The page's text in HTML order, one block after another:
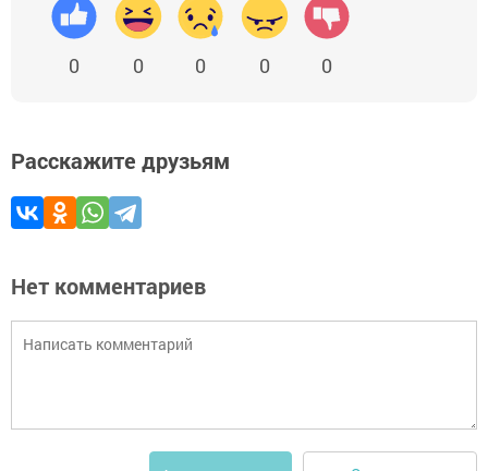
0 0 0 0 0
Расскажите друзьям
Нет комментариев